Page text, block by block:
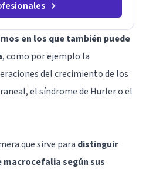
en los que también puede
, como por ejemplo la
del crecimiento de los
el síndrome de Hurler o el
que sirve para distinguir
según sus